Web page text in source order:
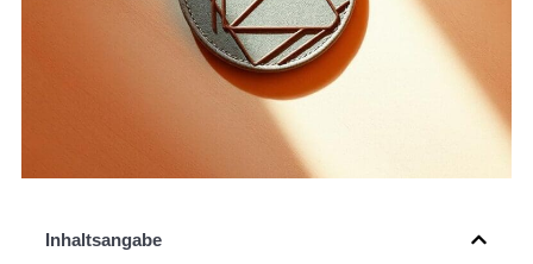
Inhaltsangabe